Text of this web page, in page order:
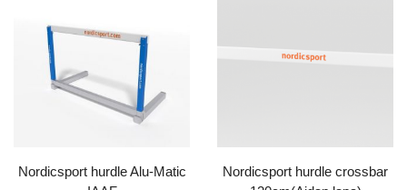
Nordicsport hurdle Alu-Matic
Nordicsport hurdle crossbar